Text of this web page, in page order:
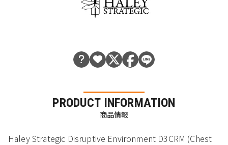
PRODUCT INFORMATION
商品情報
Haley Strategic Disruptive Environment D3CRM (Chest